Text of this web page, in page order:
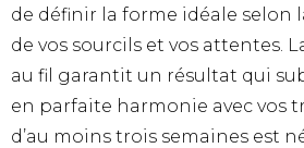
de définir la forme idéale selon
de vos sourcils et vos attentes.
au fil garantit un résultat qui
en parfaite harmonie avec vos
d’au moins trois semaines est